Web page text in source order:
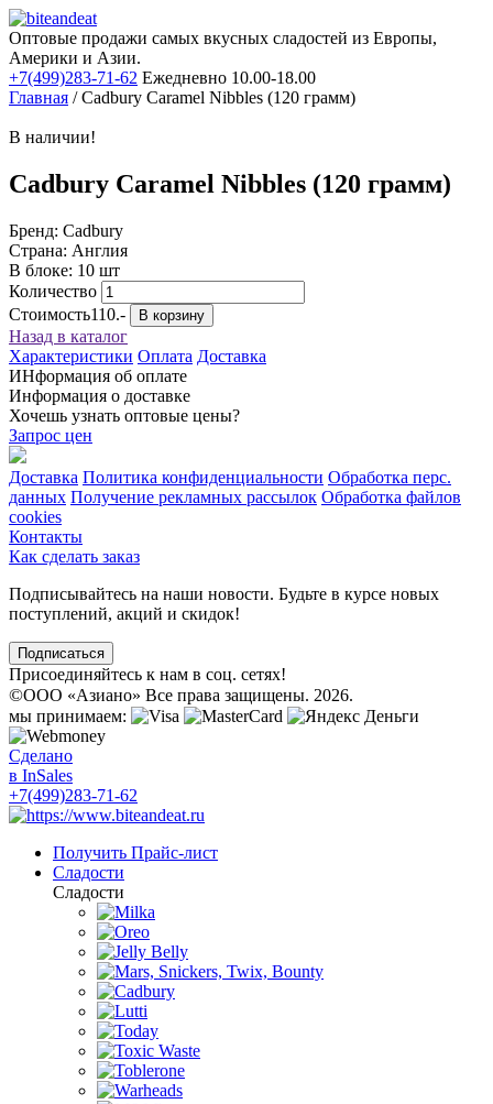
Оптовые продажи самых вкусных сладостей из Европы,
Америки и Азии.
+7(499)283-71-62 Ежедневно 10.00-18.00
Главная /Cadbury Caramel Nibbles (120 грамм)
В наличии!
Cadbury Caramel Nibbles (120 грамм)
Бренд: Cadbury
Страна: Англия
В блоке: 10 шт
Количество
Стоимость110.- В корзину
Назад в каталог
Характеристики Оплата Доставка
ИНформация об оплате
Информация о доставке
Хочешь узнать оптовые цены?
Запрос цен
Доставка Политика конфиденциальности Обработка перс.
данных Получение рекламных рассылок Обработка файлов
cookies
Контакты
Как сделать заказ
Подписывайтесь на наши новости. Будьте в курсе новых
поступлений, акций и скидок!
Подписаться
Присоединяйтесь к нам в соц. сетях!
©ООО «Азиано» Все права защищены. 2026.
мы принимаем:
Сделано
в InSales
+7(499)283-71-62
Получить Прайс-лист
Сладости
Сладости